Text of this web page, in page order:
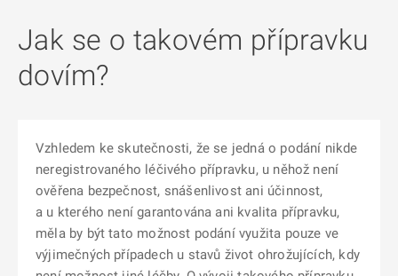
Jak se o takovém přípravku
dovím?
Vzhledem ke skutečnosti, že se jedná o podání nikde
neregistrovaného léčivého přípravku, u něhož není
ověřena bezpečnost, snášenlivost ani účinnost,
a u kterého není garantována ani kvalita přípravku,
měla by být tato možnost podání využita pouze ve
výjimečných případech u stavů život ohrožujících, kdy